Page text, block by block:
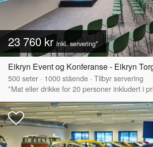
23 760 krinkl. servering*
Eikryn Event og Konferanse - Eikryn
500seter · 1000stående · Tilbyr servering
*Mat eller drikke for 20 personer inkludert i